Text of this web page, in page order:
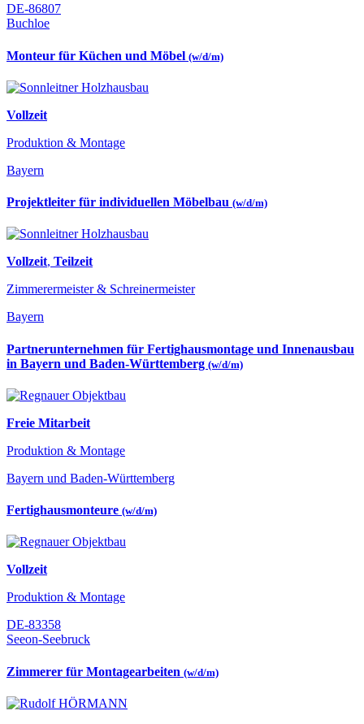
DE-86807
Buchloe
Monteur für Küchen und Möbel (w/d/m)
Vollzeit
Produktion & Montage
Bayern
Projektleiter für individuellen Möbelbau (w/d/m)
Vollzeit, Teilzeit
Zimmerermeister & Schreinermeister
Bayern
Partnerunternehmen für Fertighausmontage und Innenausbau
in Bayern und Baden-Württemberg (w/d/m)
Freie Mitarbeit
Produktion & Montage
Bayern und Baden-Württemberg
Fertighausmonteure (w/d/m)
Vollzeit
Produktion & Montage
DE-83358
Seeon-Seebruck
Zimmerer für Montagearbeiten (w/d/m)